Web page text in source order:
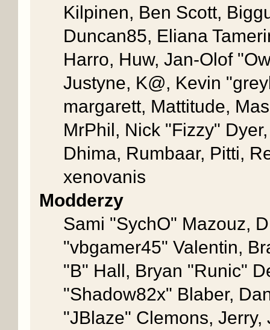
Kilpinen, Ben Scott,
Duncan85, Eliana
Harro, Huw, Jan-Olof
Justyne, K@, Kevin
margarett, Mattitude,
MrPhil, Nick "Fizzy"
Dhima, Rumbaar, Pitti,
xenovanis
Modderzy
Sami "SychO" Mazouz,
"vbgamer45" Valentin,
"B" Hall, Bryan "Runic"
"Shadow82x" Blaber,
"JBlaze" Clemons,